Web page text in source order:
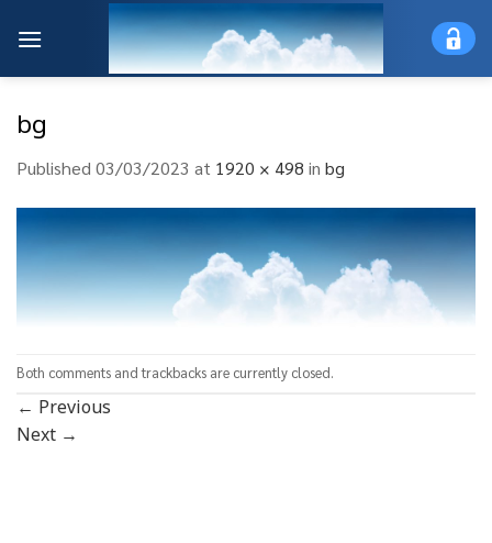
bg
Published 03/03/2023 at 1920 × 498 in bg
Both comments and trackbacks are currently closed.
← Previous
Next →